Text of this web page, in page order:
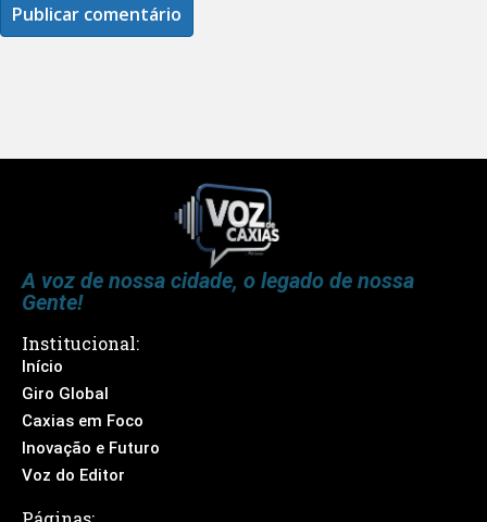
A voz de nossa cidade, o legado de nossa
Gente!
Institucional:
Início
Giro Global
Caxias em Foco
Inovação e Futuro
Voz do Editor